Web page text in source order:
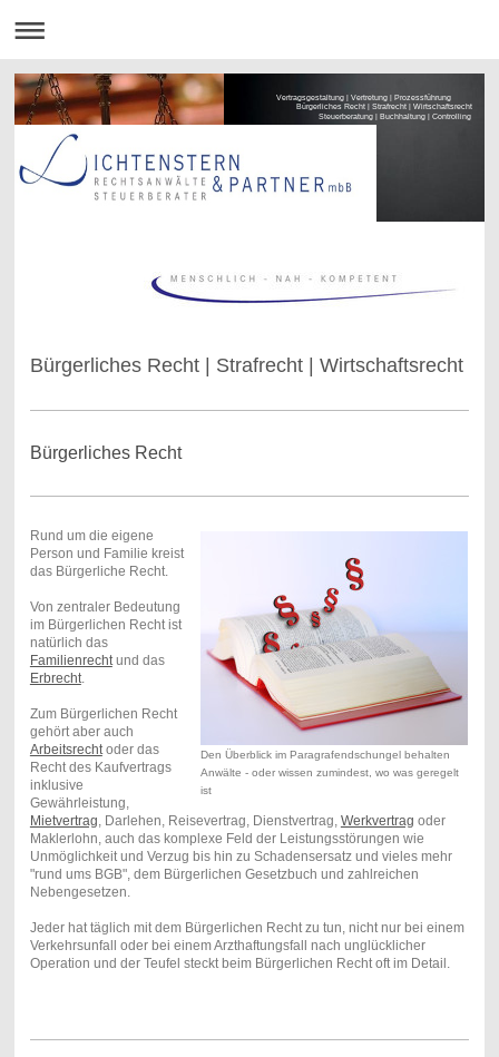
Vertragsgestaltung | Vertretung | Prozessführung
Bürgerliches Recht | Strafrecht | Wirtschaftsrecht
Steuerberatung | Buchhaltung | Controlling
Bürgerliches Recht | Strafrecht | Wirtschaftsrecht
Bürgerliches Recht
Den Überblick im Paragrafendschungel behalten
Anwälte - oder wissen zumindest, wo was geregelt
ist
Rund um die eigene
Person und Familie kreist
das Bürgerliche Recht.
Von zentraler Bedeutung
im Bürgerlichen Recht ist
natürlich das
Familienrechtund das
Erbrecht.
Zum Bürgerlichen Recht
gehört aber auch
Arbeitsrechtoder das
Recht des Kaufvertrags
inklusive
Gewährleistung,
Mietvertrag, Darlehen, Reisevertrag, Dienstvertrag, Werkvertrag oder
Maklerlohn, auch das komplexe Feld der Leistungsstörungen wie
Unmöglichkeit und Verzug bis hin zu Schadensersatz und vieles mehr
"rund ums BGB", dem Bürgerlichen Gesetzbuch und zahlreichen
Nebengesetzen.
Jeder hat täglich mit dem Bürgerlichen Recht zu tun, nicht nur bei einem
Verkehrsunfall oder bei einem Arzthaftungsfall nach unglücklicher
Operation und der Teufel steckt beim Bürgerlichen Recht oft im Detail.